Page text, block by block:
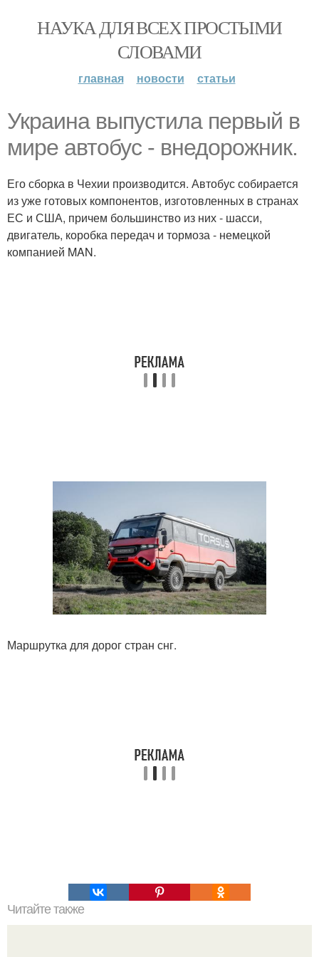
НАУКА ДЛЯ ВСЕХ ПРОСТЫМИ
СЛОВАМИ
главная новости статьи
Украина выпустила первый в
мире автобус - внедорожник.
Его сборка в Чехии производится. Автобус собирается
из уже готовых компонентов, изготовленных в странах
ЕС и США, причем большинство из них - шасси,
двигатель, коробка передач и тормоза - немецкой
компанией MAN.
Маршрутка для дорог стран снг.
Читайте также